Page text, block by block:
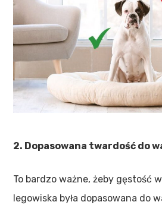
2. Dopasowana twardość do
To bardzo ważne, żeby gęstość
legowiska była dopasowana do